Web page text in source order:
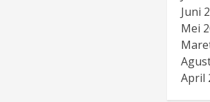
Juni
Mei
April